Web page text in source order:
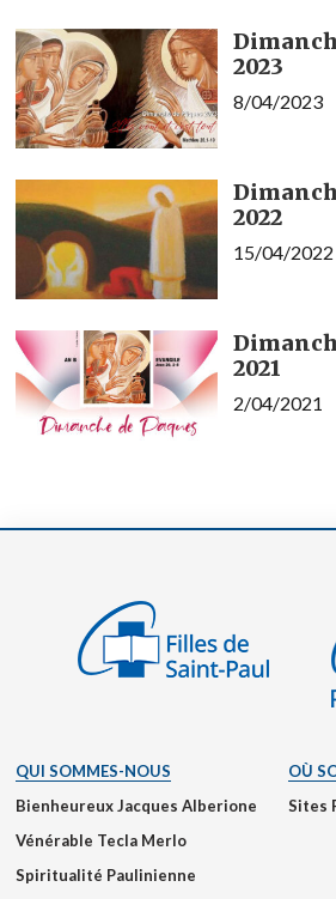
2023
8/04/2023
2022
15/04/2022
2021
2/04/2021
QUI SOMMES-NOUS
Bienheureux Jacques Alberione
Vénérable Tecla Merlo
Spiritualité Paulinienne
OÙ
Sites